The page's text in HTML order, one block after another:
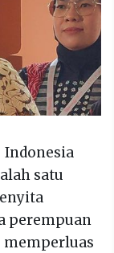
Indonesia
satu
perempuan